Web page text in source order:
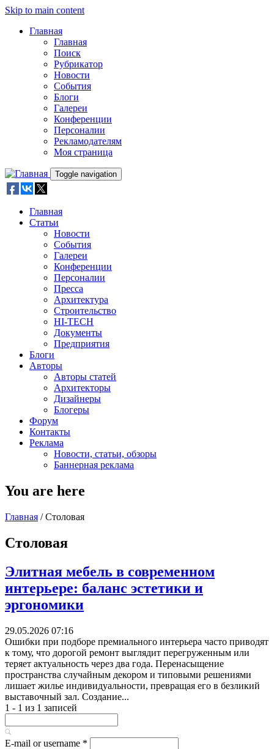
Skip to main content
Главная
Главная
Поиск
Рубрикатор
Новости
События
Блоги
Галереи
Конференции
Персоналии
Рекламодателям
Моя страница
Toggle navigation
Главная
Статьи
Новости
События
Галереи
Конференции
Персоналии
Пресса
Архитектура
Строительство
HI-TECH
Документы
Предприятия
Блоги
Авторы
Авторы статей
Архитекторы
Дизайнеры
Блогеры
Форум
Контакты
Реклама
Новости, статьи, обзоры
Баннерная реклама
You are here
Главная / Столовая
Столовая
Элитная мебель в современном
интерьере: баланс эстетики и
эргономики
29.05.2026 07:16
Ошибки при подборе премиального интерьера часто приводят
к тому, что дорогой ремонт выглядит перегруженным или
теряет актуальность через два года. Перенасыщение
пространства случайным декором и типовыми решениями
лишает жилье индивидуальности, превращая его в безликий
выставочный зал. Создание...
1 - 1 из 1 записей
E-mail or username *